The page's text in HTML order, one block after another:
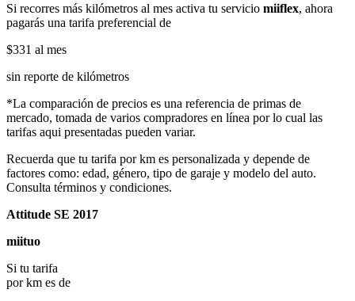
Si recorres más kilómetros al mes activa tu servicio miiflex, ahora
pagarás una tarifa preferencial de
$331 al mes
sin reporte de kilómetros
*La comparación de precios es una referencia de primas de
mercado, tomada de varios compradores en línea por lo cual las
tarifas aqui presentadas pueden variar.
Recuerda que tu tarifa por km es personalizada y depende de
factores como: edad, género, tipo de garaje y modelo del auto.
Consulta términos y condiciones.
Attitude SE 2017
miituo
Si tu tarifa
por km es de